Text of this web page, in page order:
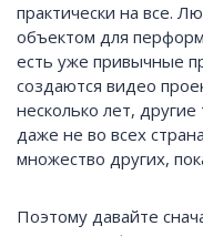
практически на все.
объектом для
есть уже привычные
создаются видео
несколько лет,
даже не во всех
множество других,
Поэтому давайте